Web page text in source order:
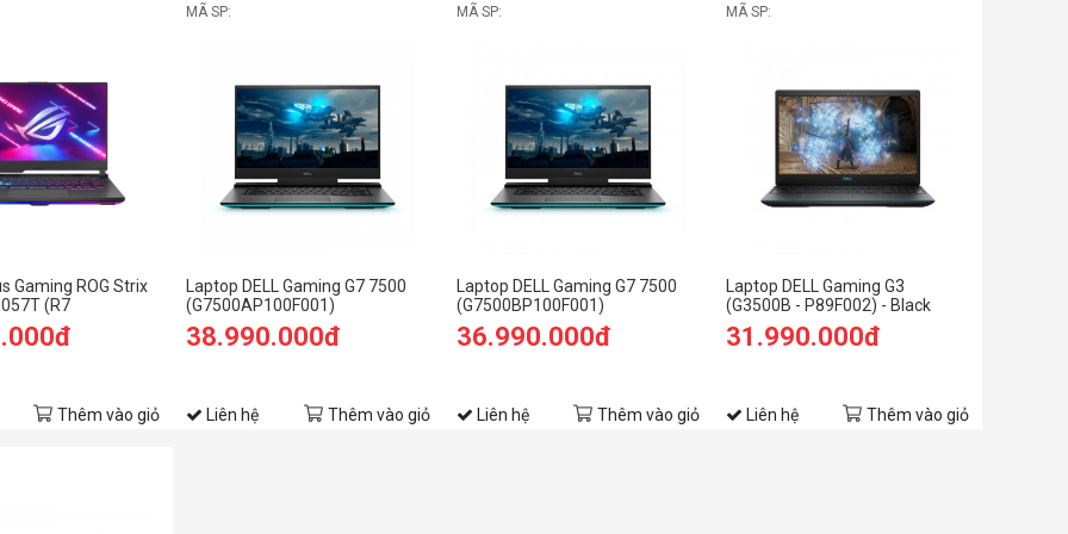
Gaming ROG Strix
(R7
RAM/512GB
144hz/RTX3060
Thêm vào giỏ
MÃ SP:
Laptop DELL Gaming G7 7500
(G7500AP100F001)
38.990.000đ
Liên hệ Thêm vào giỏ
MÃ SP:
Laptop DELL Gaming G7 7500
(G7500BP100F001)
36.990.000đ
Liên hệ Thêm vào giỏ
MÃ SP:
Laptop DELL Gaming G3
(G3500B - P89F002) - Black
31.990.000đ
Liên hệ Thêm vào giỏ